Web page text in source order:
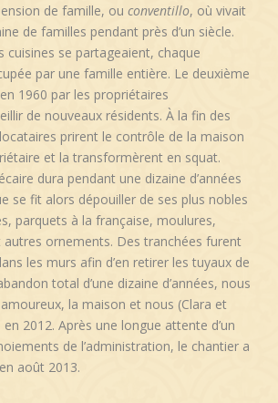
de famille, ou conventillo, où vivait
de familles pendant près d’un siècle.
cuisines se partageaient, chaque
par une famille entière. Le deuxième
1960 par les propriétaires
de nouveaux résidents. À la fin des
prirent le contrôle de la maison
et la transformèrent en squat.
dura pendant une dizaine d’années
se fit alors dépouiller de ses plus nobles
parquets à la française, moulures,
ornements. Des tranchées furent
les murs afin d’en retirer les tuyaux de
total d’une dizaine d’années, nous
la maison et nous (Clara et
2012. Après une longue attente d’un
de l’administration, le chantier a
août 2013.